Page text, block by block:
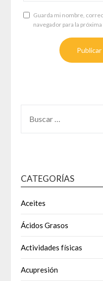
Guarda mi nombre,
navegador para la
CATEGORÍAS
Aceites
Ácidos Grasos
Actividades físicas
Acupresión